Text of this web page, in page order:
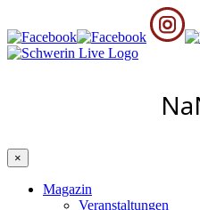
×
Magazin
Veranstaltungen